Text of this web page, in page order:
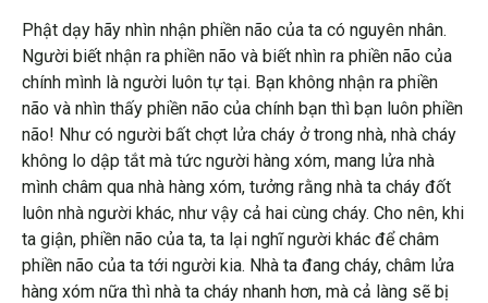
Phật dạy hãy nhìn nhận phiền não của ta có nguyên nhân.
Người biết nhận ra phiền não và biết nhìn ra phiền não của
chính mình là người luôn tự tại. Bạn không nhận ra phiền
não và nhìn thấy phiền não của chính bạn thì bạn luôn phiền
não! Như có người bất chợt lửa cháy ở trong nhà, nhà cháy
không lo dập tắt mà tức người hàng xóm, mang lửa nhà
mình châm qua nhà hàng xóm, tưởng rằng nhà ta cháy đốt
luôn nhà người khác, như vậy cả hai cùng cháy. Cho nên, khi
ta giận, phiền não của ta, ta lại nghĩ người khác để châm
phiền não của ta tới người kia. Nhà ta đang cháy, châm lửa
hàng xóm nữa thì nhà ta cháy nhanh hơn, mà cả làng sẽ bị